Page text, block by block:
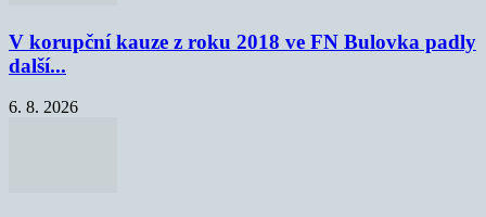
V korupční kauze z roku 2018 ve FN Bulovka padly
další...
6. 8. 2026